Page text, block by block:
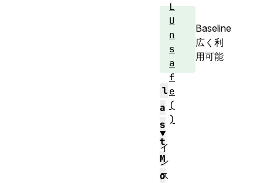
Baseline
広く利
用可能
l
a
s
t
M
o
L
U
n
s
a
f
e
(
)
イ
ン
ス